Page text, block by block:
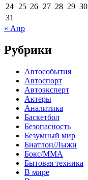
24 25 26 27 28 29 30
31
« Апр
Рубрики
Автособытия
Автоспорт
Автоэксперт
Актеры
Аналитика
Баскетбол
Безопасность
Безумный мир
Биатлон/Лыжи
Бокс/MMA
Бытовая техника
В мире